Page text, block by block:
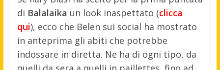
di Balalaika un look inaspettato (clicca
qui), ecco che Belen sui social ha mostrato
in anteprima gli abiti che potrebbe
indossare in diretta. Ne ha di ogni tipo, da